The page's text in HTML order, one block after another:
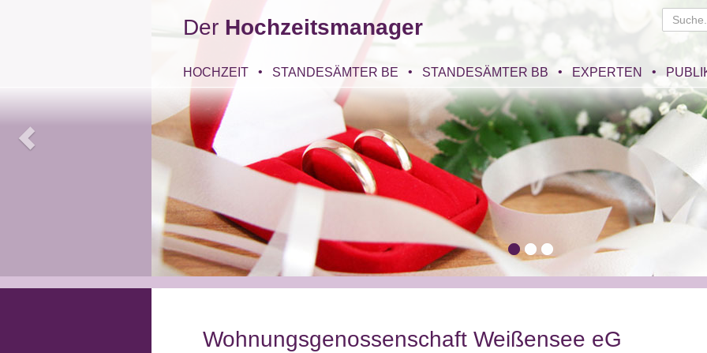
Der Hochzeitsmanager
HOCHZEIT STANDESÄMTER BE STANDESÄMTER BB EXPERTEN
Wohnungsgenossenschaft Weißensee eG